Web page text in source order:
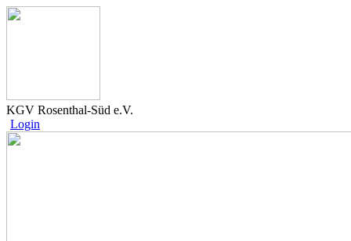
KGV Rosenthal-Süd e.V.
Login